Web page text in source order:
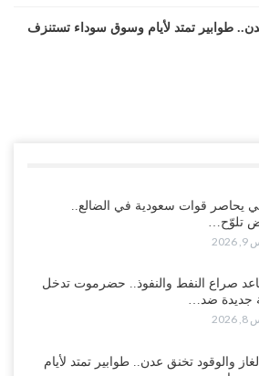
طوابير تمتد لأيام وسوق سوداء تستنزف
موظفو المكتب الطبي السعودي
الأمريكي من “الشرق الأوسط”..!
يصعّد ضد السعودية بعصيان مدني
بريك بعد تهديده بالمواجهة.. هل بدأت معركة
يحاصر قوات سعودية في الضالع..
تلوّح…
صراع النفط والنفوذ.. حضرموت تدخل
جديدة ضد…
والوقود تخنق عدن.. طوابير تمتد لأيام